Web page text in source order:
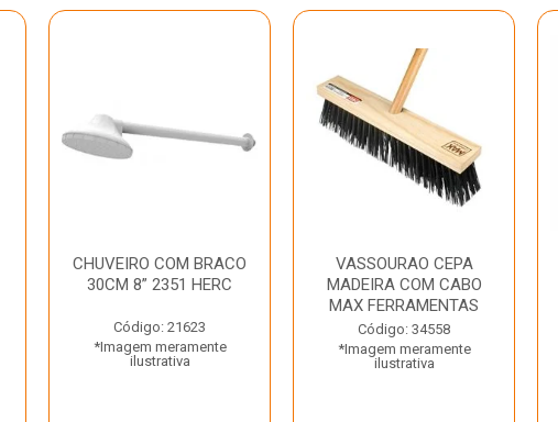
CHUVEIRO COM BRACO
30CM 8” 2351 HERC
Código: 21623
*Imagem meramente
ilustrativa
VASSOURAO CEPA
MADEIRA COM CABO
MAX FERRAMENTAS
Código: 34558
*Imagem meramente
ilustrativa